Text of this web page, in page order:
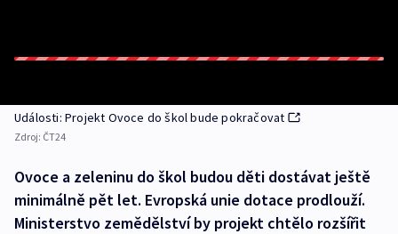
Události: Projekt Ovoce do škol bude pokračovat
Zdroj: ČT24
Ovoce a zeleninu do škol budou děti dostávat ještě
minimálně pět let. Evropská unie dotace prodlouží.
Ministerstvo zemědělství by projekt chtělo rozšířit